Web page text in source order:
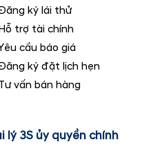
ký lái thử
trợ tài chính
cầu báo giá
ký đặt lịch hẹn
vấn bán hàng
lý 3S ủy quyền chính